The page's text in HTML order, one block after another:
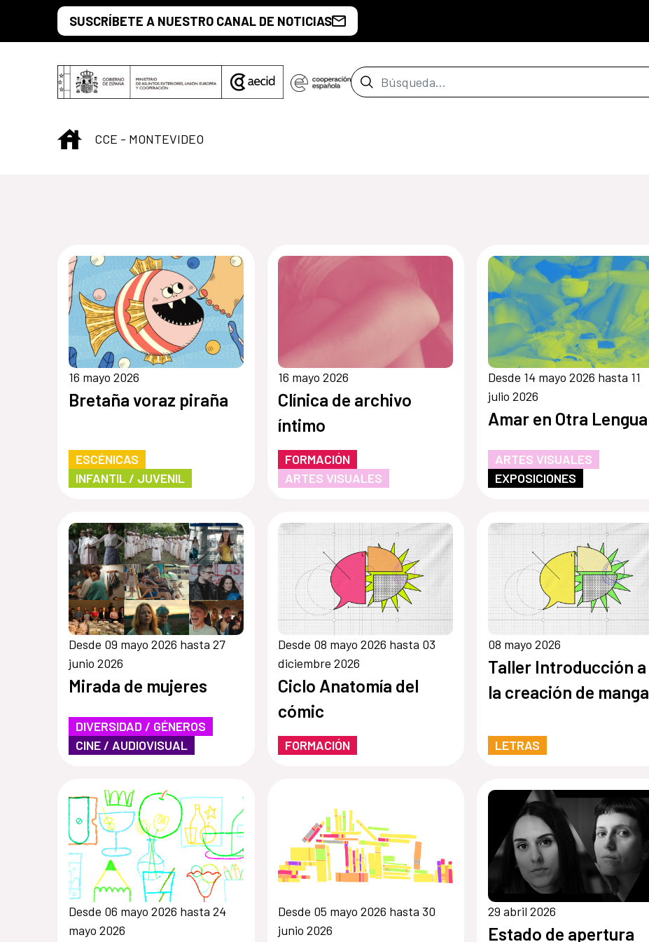
Saltar al contenido principal
SUSCRÍBETE A NUESTRO CANAL DE NOTICIAS
Barra de búsqueda
INICIO
CCE - MONTEVIDEO
16 mayo 2026
Bretaña voraz piraña
ESCÉNICAS
INFANTIL / JUVENIL
16 mayo 2026
Clínica de archivo
íntimo
FORMACIÓN
ARTES VISUALES
Desde 14 mayo 2026 hasta 11
julio 2026
Amar en Otra Lengua
ARTES VISUALES
EXPOSICIONES
Desde 09 mayo 2026 hasta 27
junio 2026
Mirada de mujeres
DIVERSIDAD / GÉNEROS
CINE / AUDIOVISUAL
Desde 08 mayo 2026 hasta 03
diciembre 2026
Ciclo Anatomía del
cómic
FORMACIÓN
08 mayo 2026
Taller Introducción a
la creación de manga
LETRAS
Desde 06 mayo 2026 hasta 24
mayo 2026
Desde 05 mayo 2026 hasta 30
junio 2026
29 abril 2026
Estado de apertura